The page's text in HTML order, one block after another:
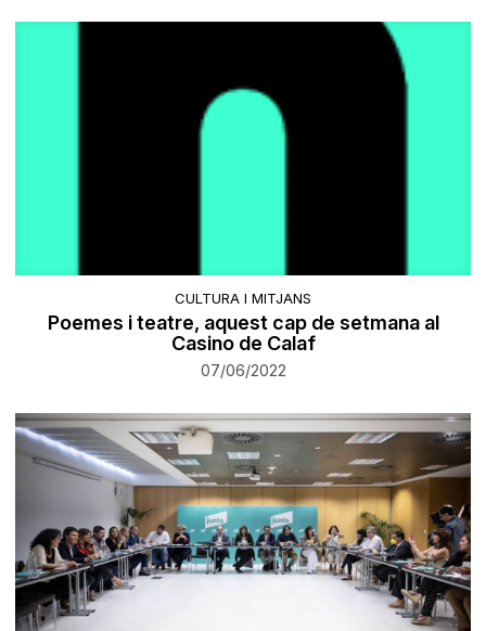
CULTURA I MITJANS
​Poemes i teatre, aquest cap de setmana al
Casino de Calaf
07/06/2022